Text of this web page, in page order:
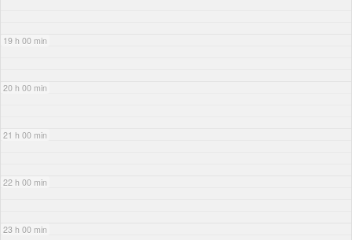
19 h 00 min
20 h 00 min
21 h 00 min
22 h 00 min
23 h 00 min